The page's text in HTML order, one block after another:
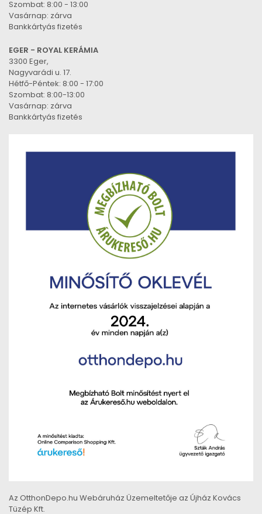
Szombat: 8:00 - 13:00
Vasárnap: zárva
Bankkártyás fizetés
EGER - ROYAL KERÁMIA
3300 Eger,
Nagyvarádi u. 17.
Hétfő-Péntek: 8:00 - 17:00
Szombat: 8:00-13:00
Vasárnap: zárva
Bankkártyás fizetés
Az OtthonDepo.hu Webáruház Üzemeltetője az Újház Kovács
Tüzép Kft.